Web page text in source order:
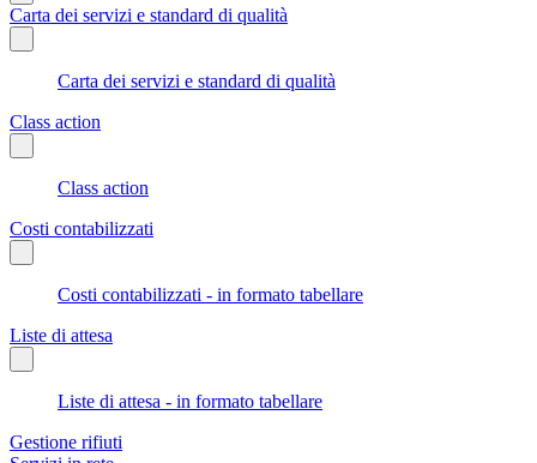
Carta dei servizi e standard di qualità
Carta dei servizi e standard di qualità
Class action
Class action
Costi contabilizzati
Costi contabilizzati - in formato tabellare
Liste di attesa
Liste di attesa - in formato tabellare
Gestione rifiuti